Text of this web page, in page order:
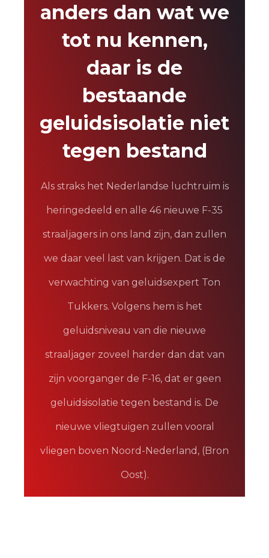
anders dan wat we
tot nu kennen,
daar is de
bestaande
geluidsisolatie niet
tegen bestand
Als straks het Nederlandse luchtruim is
heringedeeld en alle 46 nieuwe F-35
straaljagers in ons land zijn, dan zullen
we daar veel last van krijgen. Dat is de
verwachting van geluidsexpert Ton
Tukkers. Volgens hem is het
geluidsniveau van die nieuwe
straaljager zoveel harder dan dat van
zijn voorganger de F-16, dat er geen
geluidsisolatie tegen bestand is. De
nieuwe vliegtuigen zullen vooral
vliegen boven Noord-Nederland, (Bron
Oost).